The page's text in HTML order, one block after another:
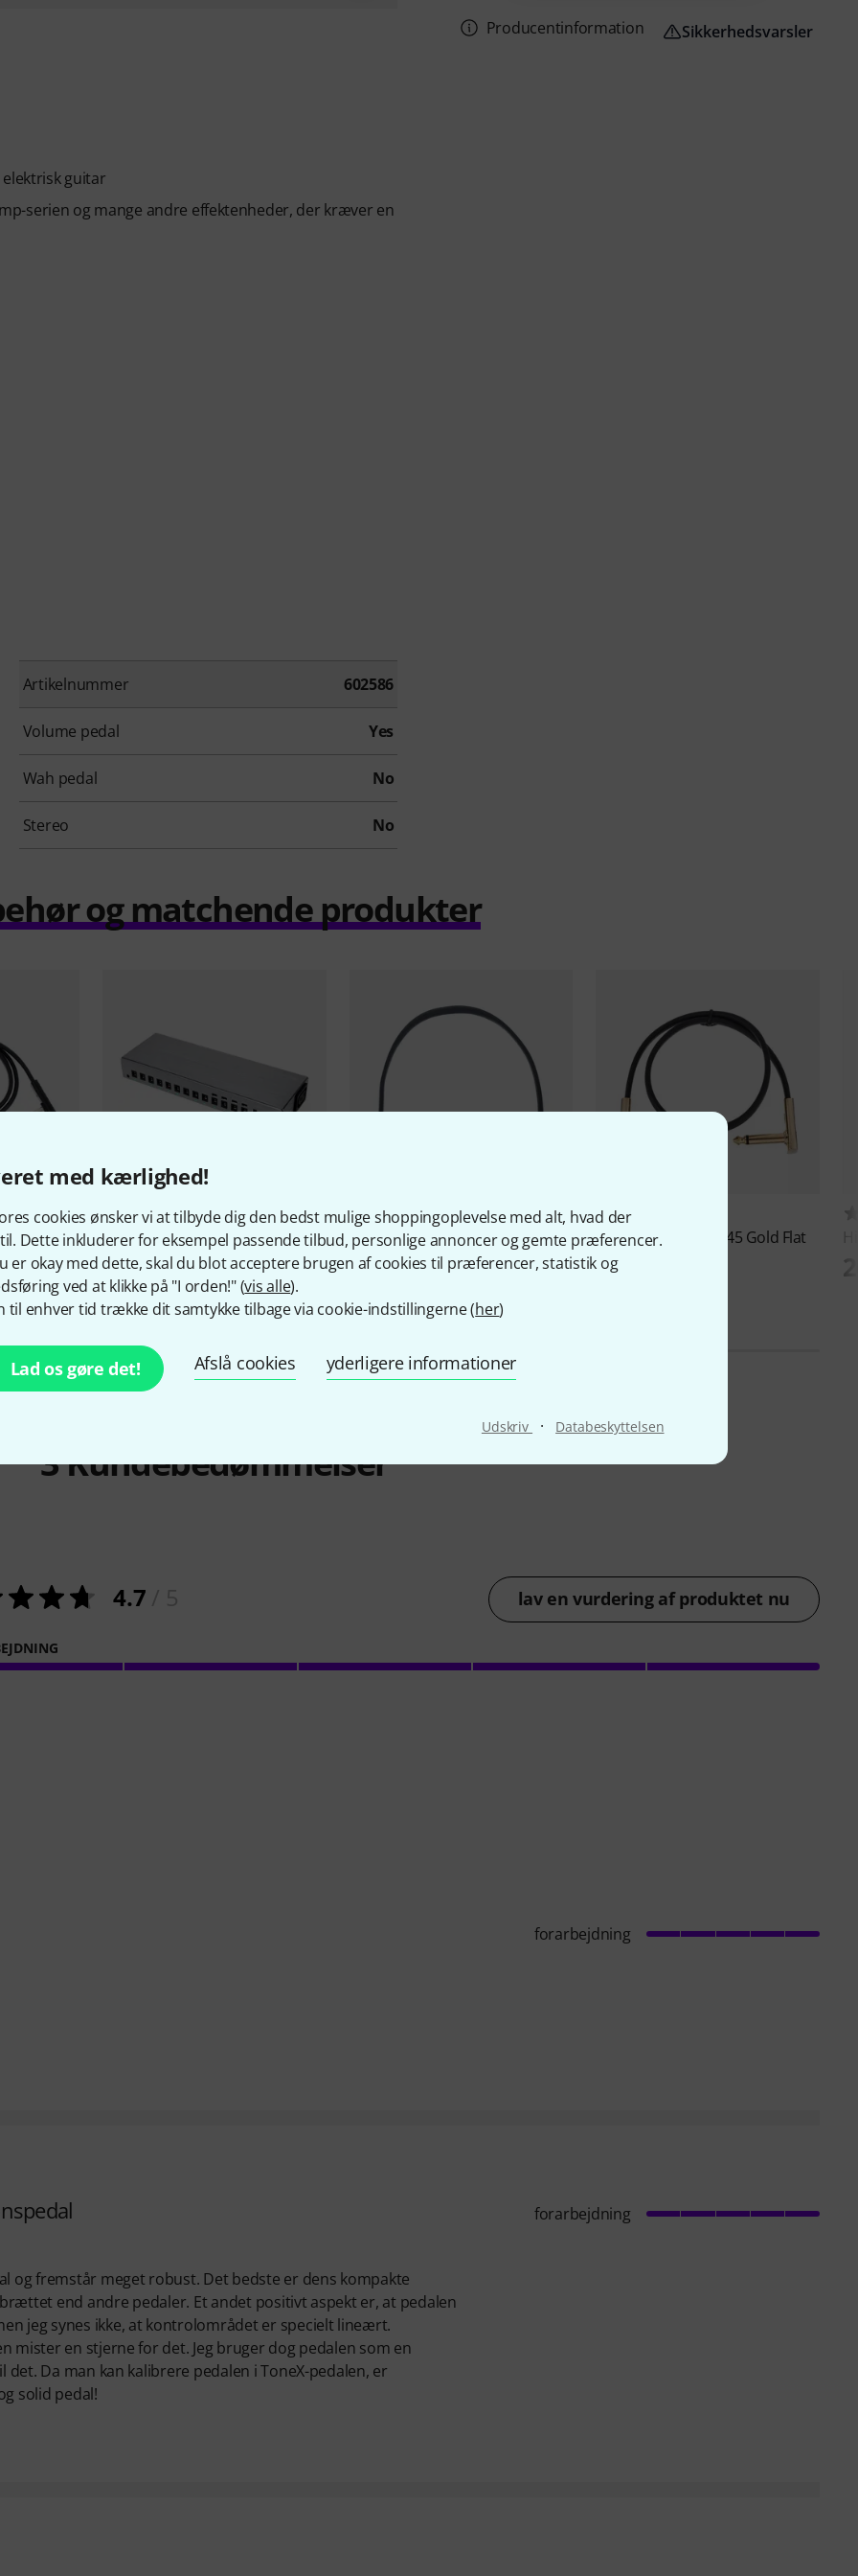
med kærlighed!
cookies ønsker vi at tilbyde dig den bedst mulige shoppingoplevelse med alt, hvad der
Dette inkluderer for eksempel passende tilbud, personlige annoncer og gemte præferencer.
er okay med dette, skal du blot acceptere brugen af cookies til præferencer, statistik og
ved at klikke på "I orden!" (vis alle).
til enhver tid trække dit samtykke tilbage via cookie-indstillingerne (her)
Lad os gøre det! Afslå cookies yderligere informationer
Udskriv · Databeskyttelsen
guitar
serien og mange andre effektenheder, der kræver en
Artikelnummer 602586
Volume pedal Yes
Wah pedal No
Stereo No
Producentinformation Sikkerhedsvarsler
og matchende produkter
60 cm
71
Harley BentonPowerPlant
ISO12AC Pro Modular
990 kr
97
EBSPCF-DL18G DLX Flat Patch
New
Harley Benton
Pro-45 Gold Flat
Patch Cable
3Kundebedømmelser
4.7 lav en vurdering af produktet nu
forarbejdning
og fremstår meget robust. Det bedste er dens kompakte
end andre pedaler. Et andet positivt aspekt er, at pedalen
jeg synes ikke, at kontrolområdet er specielt lineært.
mister en stjerne for det. Jeg bruger dog pedalen som en
Da man kan kalibrere pedalen i ToneX-pedalen, er
solid pedal!
forarbejdning